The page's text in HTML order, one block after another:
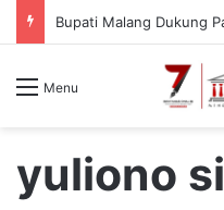
Menu
yuliono